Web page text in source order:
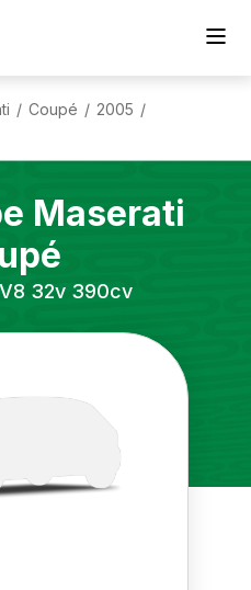
/ Coupé / 2005 /
Maserati
32v 390cv